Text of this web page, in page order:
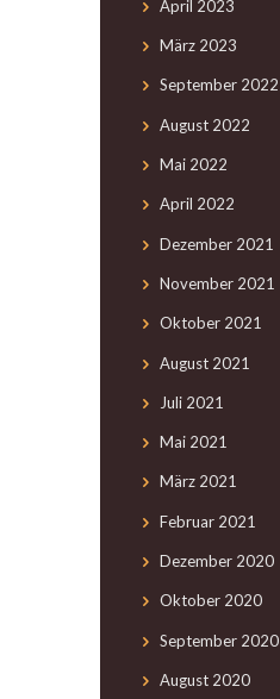
April 2023
März 2023
September 2022
August 2022
Mai 2022
April 2022
Dezember 2021
November 2021
Oktober 2021
August 2021
Juli 2021
Mai 2021
März 2021
Februar 2021
Dezember 2020
Oktober 2020
September 2020
August 2020